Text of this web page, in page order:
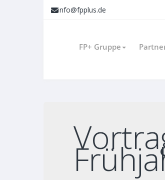
info@fpplus.de
FP+ Gruppe